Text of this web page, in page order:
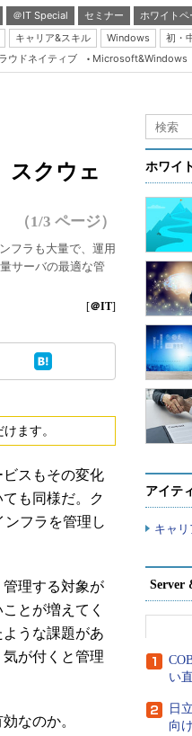
＠IT Special セミナー
ホワイトペ
キャリア&スキル Windows 初・
Server & Storage
Java Agile
Database Expert
Linux ＆ OSS
Master of IP Network
Security & Trust
ウドネイティブ Microsoft&Windows
スクウェ
（1/3 ページ）
フラも大量で、運用
サーバの最適な管
[＠IT]
ます。
スもその変化
も同様だ。ク
ンフラを管理し
理する対象が
とが増えてく
うな課題があ
が付くと管理
なのか。
ホワイ
アイテ
キャ
Server
い
日
向